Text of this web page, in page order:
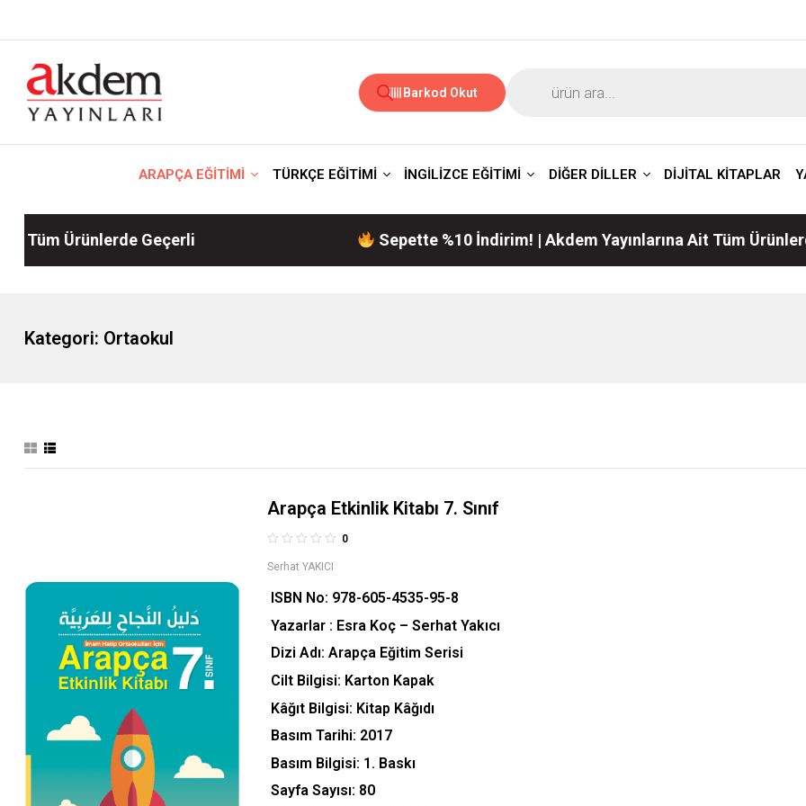
Barkod Okut
ARAPÇA EĞİTİMİ TÜRKÇE EĞİTİMİ İNGİLİZCE EĞİTİMİ DİĞER DİLLER DİJİTAL KİTAPLAR
Ürünlerde Geçerli Sepette %10 İndirim! | Akdem Yayınlarına Ait Tüm Ürünlerde
Kategori: Ortaokul
Arapça Etkinlik Kitabı 7. Sınıf
0
Serhat YAKICI
ISBN No: 978-605-4535-95-8
Yazarlar : Esra Koç – Serhat Yakıcı
Dizi Adı: Arapça Eğitim Serisi
Cilt Bilgisi: Karton Kapak
Kâğıt Bilgisi: Kitap Kâğıdı
Basım Tarihi: 2017
Basım Bilgisi: 1. Baskı
Sayfa Sayısı: 80